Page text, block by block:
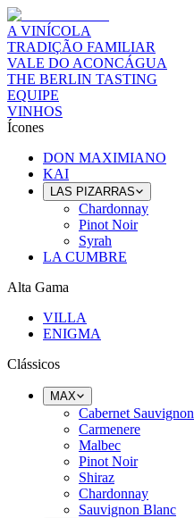
A VINÍCOLA
TRADIÇÃO FAMILIAR
VALE DO ACONCÁGUA
THE BERLIN TASTING
EQUIPE
VINHOS
Ícones
DON MAXIMIANO
KAI
LAS PIZARRAS
Chardonnay
Pinot Noir
Syrah
LA CUMBRE
Alta Gama
VILLA
ENIGMA
Clássicos
MAX
Cabernet Sauvignon
Carmenere
Malbec
Pinot Noir
Shiraz
Chardonnay
Sauvignon Blanc